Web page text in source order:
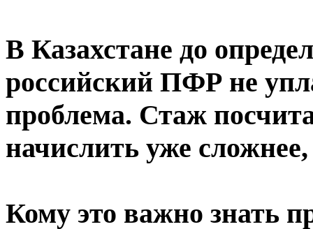
В Казахстане до
российский ПФР не
проблема. Стаж
начислить уже
Кому это важно знать